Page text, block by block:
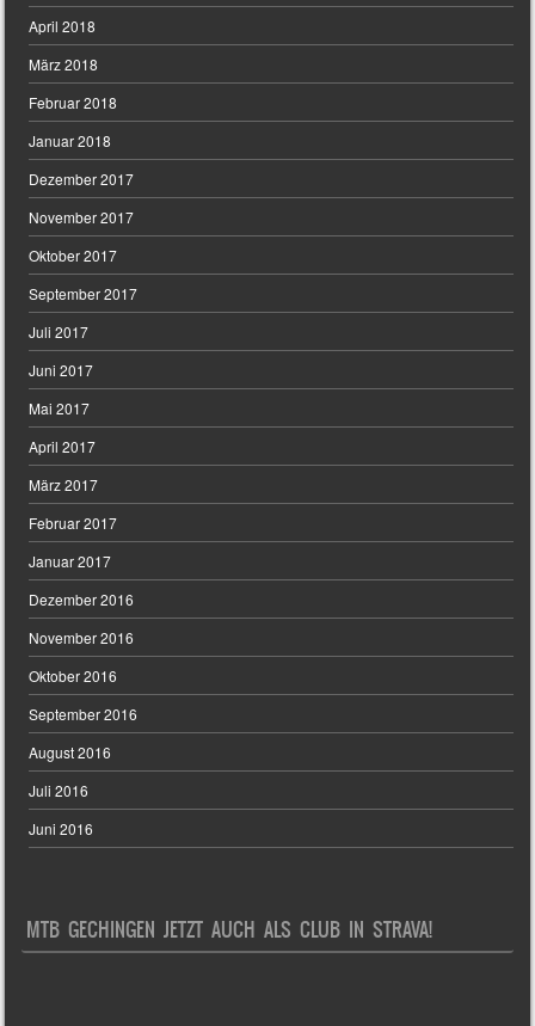
April 2018
März 2018
Februar 2018
Januar 2018
Dezember 2017
November 2017
Oktober 2017
September 2017
Juli 2017
Juni 2017
Mai 2017
April 2017
März 2017
Februar 2017
Januar 2017
Dezember 2016
November 2016
Oktober 2016
September 2016
August 2016
Juli 2016
Juni 2016
MTB GECHINGEN JETZT AUCH ALS CLUB IN STRAVA!